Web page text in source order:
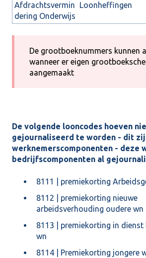
Afdrachtsvermin
dering Onderwijs
Loonheffingen
De grootboeknummers kunnen
wanneer er eigen
aangemaakt
De volgende looncodes hoeven
gejournaliseerd te worden - dit
werknemerscomponenten - deze
bedrijfscomponenten al
8111 | premiekorting
8112 | premiekorting nieuwe
arbeidsverhouding oudere wn
8113 | premiekorting in dienst
wn
8114 | Premiekorting jongere